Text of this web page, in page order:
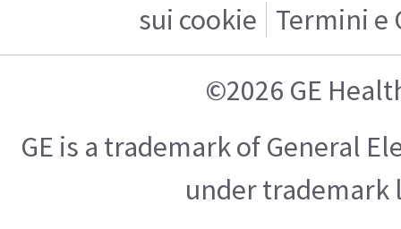
sui cookie Termini e
©2026 GE
GE is a trademark of General
under trademark